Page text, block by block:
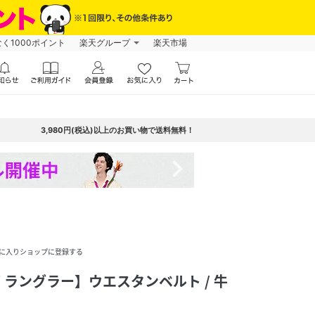
1000ポイント 楽天グループ 楽天市場
3,980円(税込)以上のお買い物で送料無料！
入りショップに登録する
ングラー】ウエスタンベルト / 牛